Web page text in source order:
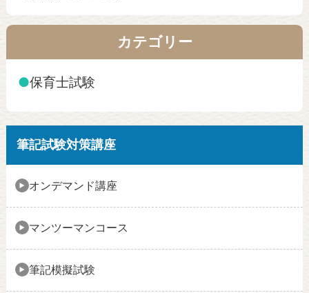
カテゴリー
●保育士試験
筆記試験対策講座
オンデマンド講座
マンツーマンコース
筆記模擬試験